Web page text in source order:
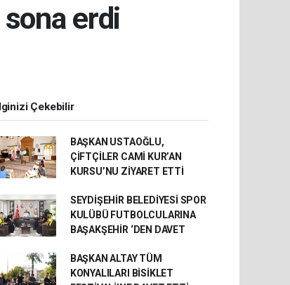
erdi
Çekebilir
BAŞKAN USTAOĞLU,
ÇİFTÇİLER CAMİ KUR’AN
KURSU’NU ZİYARET ETTİ
SEYDİŞEHİR BELEDİYESİ SPOR
KULÜBÜ FUTBOLCULARINA
BAŞAKŞEHİR ‘DEN DAVET
BAŞKAN ALTAY TÜM
KONYALILARI BİSİKLET